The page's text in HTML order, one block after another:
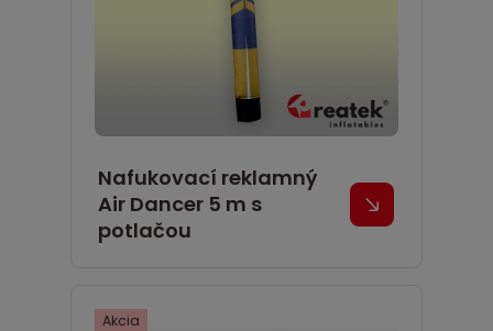
Nafukovací reklamný
Air Dancer 5 m s
potlačou
Akcia